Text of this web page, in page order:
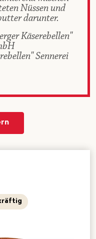
Nüssen und
darunter.
Käserebellen"
Sennerei